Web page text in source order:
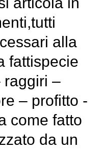
alla
fattispecie
raggiri –
– profitto -
come fatto
da un